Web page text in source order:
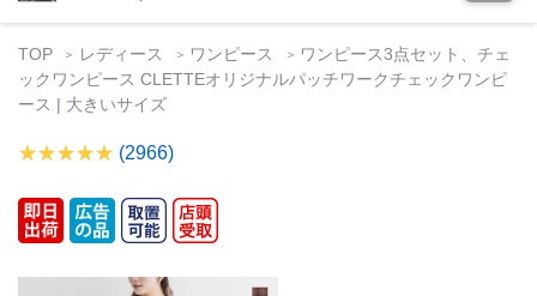
TOP レディース ワンピース
ワンピース3点セット、チェ
ックワンピース CLETTEオリジナルパッチワークチェックワンピ
ース | 大きいサイズ
(2966)